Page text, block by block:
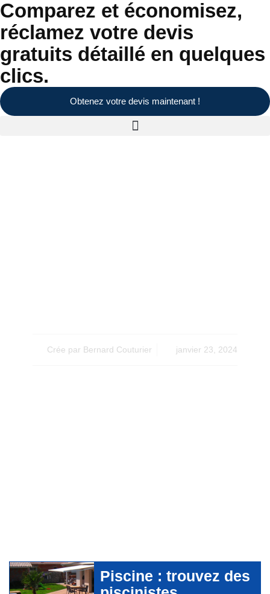
Comparez et économisez,
réclamez votre devis
gratuits détaillé en quelques
clics.
Obtenez votre devis maintenant !
Crée par Bernard Couturier janvier 23, 2024
Piscine : trouvez des